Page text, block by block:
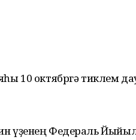
10 октябргә тиклем
үҙенең Федераль